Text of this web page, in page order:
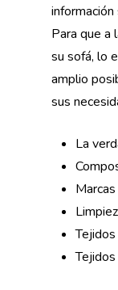
información
Para que a
su sofá, lo
amplio
sus
La